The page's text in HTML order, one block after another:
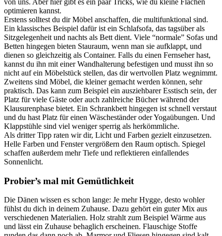
von uns. Aber hier gibt es ein paar Tricks, wie du kleine Flächen
optimieren kannst.
Erstens solltest du dir Möbel anschaffen, die multifunktional sind.
Ein klassisches Beispiel dafür ist ein Schlafsofa, das tagsüber als
Sitzgelegenheit und nachts als Bett dient. Viele “normale” Sofas und
Betten hingegen bieten Stauraum, wenn man sie aufklappt, und
dienen so gleichzeitig als Container. Falls du einen Fernseher hast,
kannst du ihn mit einer Wandhalterung befestigen und musst ihn so
nicht auf ein Möbelstück stellen, das dir wertvollen Platz wegnimmt.
Zweitens sind Möbel, die kleiner gemacht werden können, sehr
praktisch. Das kann zum Beispiel ein ausziehbarer Esstisch sein, der
Platz für viele Gäste oder auch zahlreiche Bücher während der
Klausurenphase bietet. Ein Schrankbett hingegen ist schnell verstaut
und du hast Platz für einen Wäscheständer oder Yogaübungen. Und
Klappstühle sind viel weniger sperrig als herkömmliche.
Als dritter Tipp raten wir dir, Licht und Farben gezielt einzusetzen.
Helle Farben und Fenster vergrößern den Raum optisch. Spiegel
schaffen außerdem mehr Tiefe und reflektieren einfallendes
Sonnenlicht.
Probier’s mal mit Gemütlichkeit
Die Dänen wissen es schon lange: Je mehr Hygge, desto wohler
fühlst du dich in deinem Zuhause. Dazu gehört ein guter Mix aus
verschiedenen Materialien. Holz strahlt zum Beispiel Wärme aus
und lässt ein Zuhause behaglich erscheinen. Flauschige Stoffe